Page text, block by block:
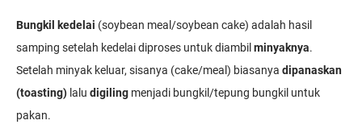
Bungkil kedelai (soybean meal/soybean cake) adalah hasil
samping setelah kedelai diproses untuk diambil minyaknya.
Setelah minyak keluar, sisanya (cake/meal) biasanya dipanaskan
(toasting) lalu digiling menjadi bungkil/tepung bungkil untuk
pakan.